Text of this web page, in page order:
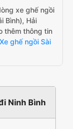
xe ghế ngồi
Bình), Hải
thêm thông tin
Xe ghế ngồi Sài
Ninh Bình